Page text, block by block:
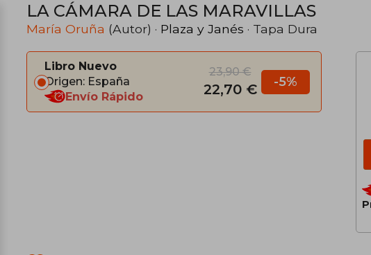
LA CÁMARA DE LAS MARAVILLAS
María Oruña (Autor) · Plaza y Janés · Tapa Dura
Libro Nuevo
Origen: España
Envío Rápido
23,90 €
22,70 € -5%